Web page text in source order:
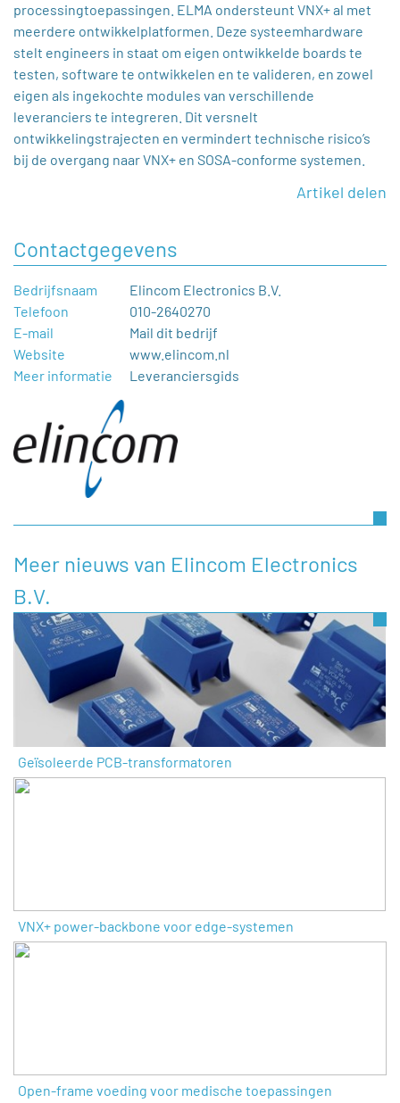
processingtoepassingen. ELMA ondersteunt VNX+ al met
meerdere ontwikkelplatformen. Deze systeemhardware
stelt engineers in staat om eigen ontwikkelde boards te
testen, software te ontwikkelen en te valideren, en zowel
eigen als ingekochte modules van verschillende
leveranciers te integreren. Dit versnelt
ontwikkelingstrajecten en vermindert technische risico’s
bij de overgang naar VNX+ en SOSA-conforme systemen.
Artikel delen
Contactgegevens
Bedrijfsnaam
Elincom Electronics B.V.
Telefoon
010-2640270
E-mail
Mail dit bedrijf
Website
www.elincom.nl
Meer informatie
Leveranciersgids
Meer nieuws van Elincom Electronics
B.V.
Geïsoleerde PCB-transformatoren
VNX+ power-backbone voor edge-systemen
Open-frame voeding voor medische toepassingen